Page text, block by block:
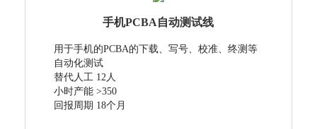
手机PCBA自动测试线
用于手机的PCBA的下载、写号、校准、终测等
自动化测试
替代人工 12人
小时产能 >350
回报周期 18个月